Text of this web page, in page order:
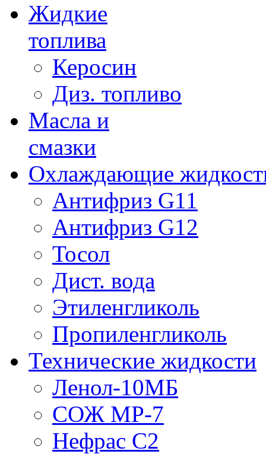
Жидкие
топлива
Керосин
Диз. топливо
Масла и
смазки
Охлаждающие
Антифриз G11
Антифриз G12
Тосол
Дист. вода
Этиленгликоль
Пропиленгликоль
Технические жидкости
Ленол-10МБ
СОЖ МР-7
Нефрас С2